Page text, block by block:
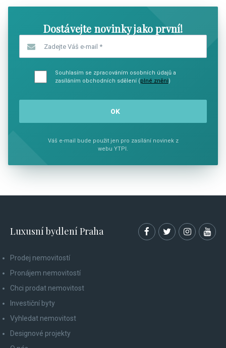
Dostávejte novinky jako první!
Souhlasím se zpracováním osobních údajů a
zasíláním obchodních sdělení (plné znění)
Váš e-mail bude použit jen pro zasílání novinek z
webu YTPI.
Luxusní bydlení Praha
Prodej nemovitostí
Pronájem nemovitostí
Chci prodat nemovitost
Investiční byty
Vyhledat nemovitost
Designové projekty